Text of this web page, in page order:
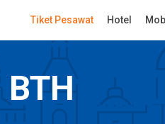
Tiket Pesawat Hotel
BTH